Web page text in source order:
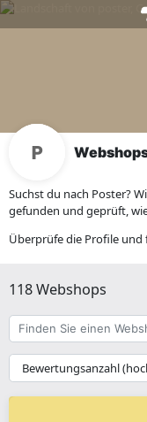
Suchst du nach Poster?
gefunden und geprüft,
Überprüfe die Profile und
118 Webshops
Finden
Sie
einen
Webshop
{{
__('Sort')
}}